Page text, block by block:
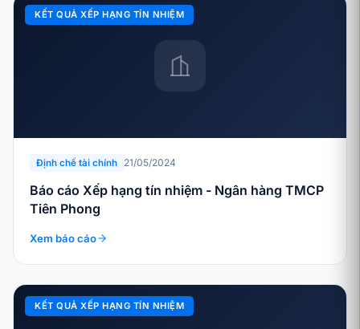
KẾT QUẢ XẾP HẠNG TÍN NHIỆM
Định chế tài chính 21/05/2024
Báo cáo Xếp hạng tín nhiệm - Ngân hàng TMCP
Tiên Phong
Xem báo cáo
KẾT QUẢ XẾP HẠNG TÍN NHIỆM